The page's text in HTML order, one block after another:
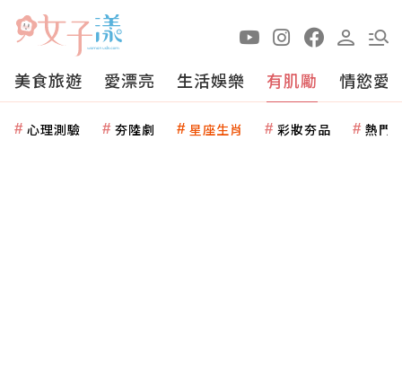
美食旅遊 愛漂亮 生活娛樂 有肌勵 情慾愛
心理測驗 夯陸劇 星座生肖 彩妝夯品 熱門